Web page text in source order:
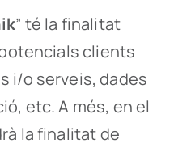
” té la finalitat
clients
i/o serveis, dades
etc. A més, en el
la finalitat de